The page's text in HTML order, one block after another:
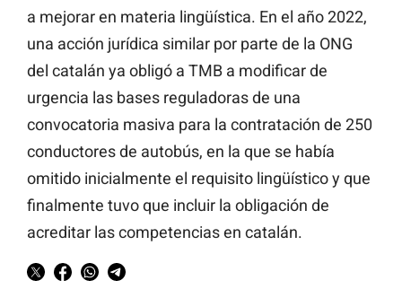
a mejorar en materia lingüística. En el año 2022,
una acción jurídica similar por parte de la ONG
del catalán ya obligó a TMB a modificar de
urgencia las bases reguladoras de una
convocatoria masiva para la contratación de 250
conductores de autobús, en la que se había
omitido inicialmente el requisito lingüístico y que
finalmente tuvo que incluir la obligación de
acreditar las competencias en catalán.